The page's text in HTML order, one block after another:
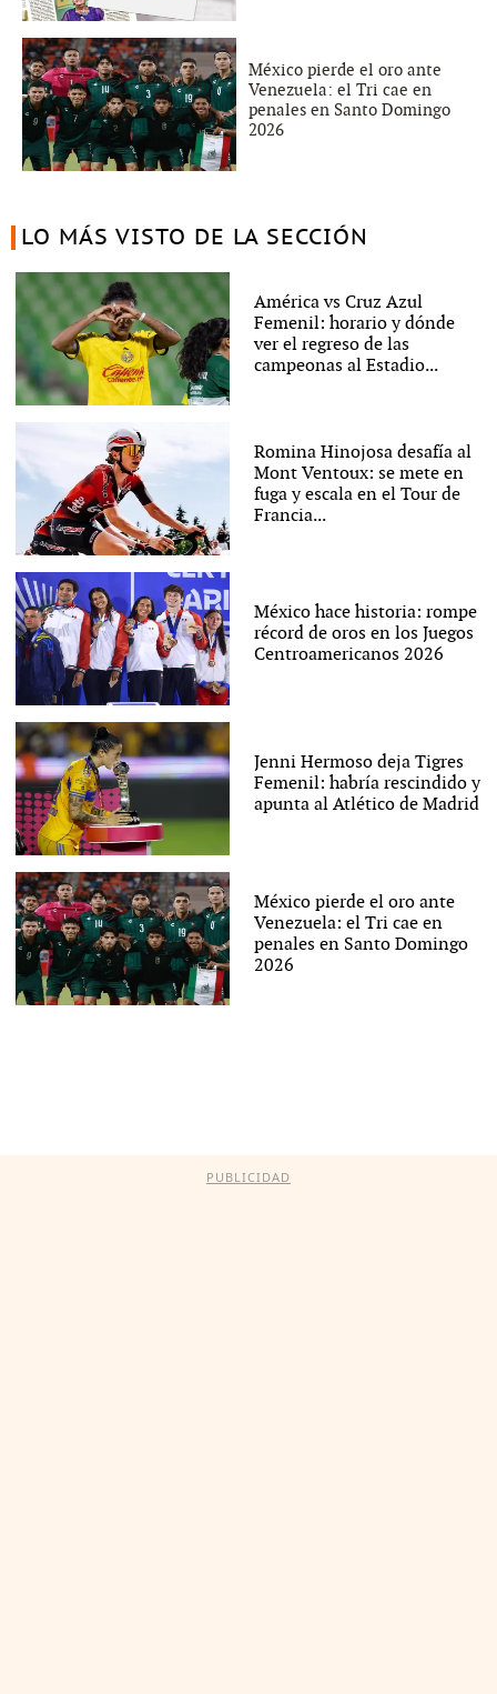
México pierde el oro ante
Venezuela: el Tri cae en
penales en Santo Domingo
2026
LO MÁS VISTO DE LA SECCIÓN
América vs Cruz Azul
Femenil: horario y dónde
ver el regreso de las
campeonas al Estadio...
Romina Hinojosa desafía al
Mont Ventoux: se mete en
fuga y escala en el Tour de
Francia...
México hace historia: rompe
récord de oros en los Juegos
Centroamericanos 2026
Jenni Hermoso deja Tigres
Femenil: habría rescindido y
apunta al Atlético de Madrid
México pierde el oro ante
Venezuela: el Tri cae en
penales en Santo Domingo
2026
PUBLICIDAD